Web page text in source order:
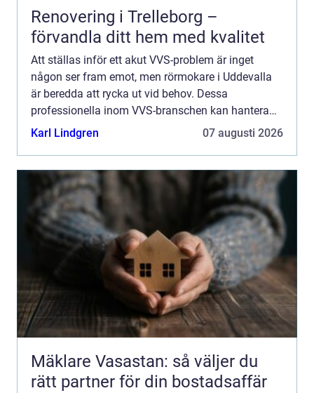
Renovering i Trelleborg –
förvandla ditt hem med kvalitet
Att ställas inför ett akut VVS-problem är inget
någon ser fram emot, men rörmokare i Uddevalla
är beredda att rycka ut vid behov. Dessa
professionella inom VVS-branschen kan hantera
allt från rutinmässiga ins...
Karl Lindgren 07 augusti 2026
Mäklare Vasastan: så väljer du
rätt partner för din bostadsaffär